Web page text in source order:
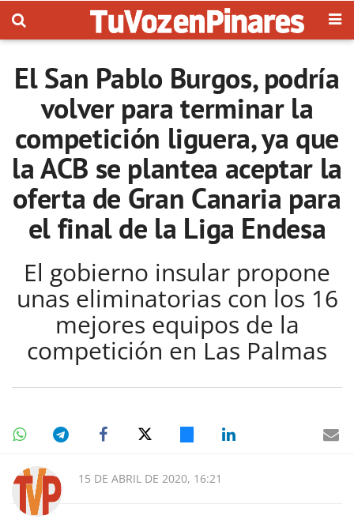
El San Pablo Burgos, podría
volver para terminar la
competición liguera, ya que
la ACB se plantea aceptar la
oferta de Gran Canaria para
el final de la Liga Endesa
El gobierno insular propone
unas eliminatorias con los 16
mejores equipos de la
competición en Las Palmas
15 DE ABRIL DE 2020, 16:21